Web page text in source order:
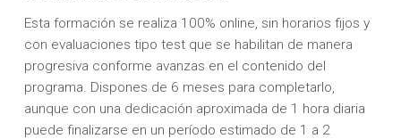
Esta formación se realiza 100% online, sin horarios fijos y
con evaluaciones tipo test que se habilitan de manera
progresiva conforme avanzas en el contenido del
programa. Dispones de 6 meses para completarlo,
aunque con una dedicación aproximada de 1 hora diaria
puede finalizarse en un período estimado de 1 a 2